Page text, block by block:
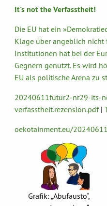
It's not the Verfasstheit!
Die EU hat ein
Klage über angeblich
Institutionen hat bei der
Gegnern genutzt. Es wird
EU als politische Arena zu
20240611futur2-nr29-its-
verfasstheit.rezension.pdf|
oekotainment.eu/
Grafik: „Abufausto“,